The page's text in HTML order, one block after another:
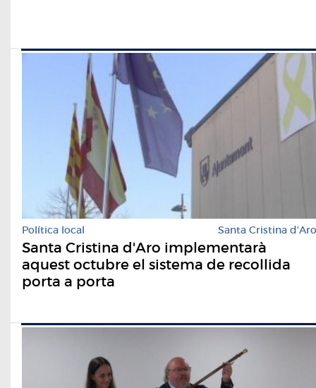
Política local Santa Cristina d'Aro
Santa Cristina d'Aro implementarà
aquest octubre el sistema de recollida
porta a porta